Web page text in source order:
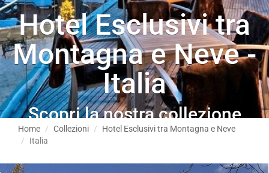
Hotel Esclusivi tra
Montagna e Neve -
Italia
Scopri la nostra collezione
tematica
Home Collezioni
Hotel Esclusivi tra Montagna e Neve
Italia